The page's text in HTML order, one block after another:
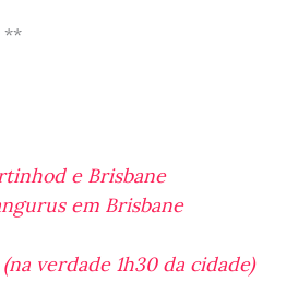
**
e Brisbane
em Brisbane
verdade 1h30 da cidade)